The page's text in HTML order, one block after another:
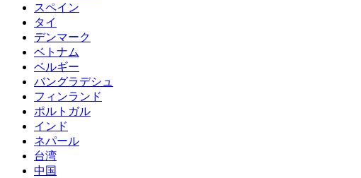
スペイン
タイ
デンマーク
ベトナム
ベルギー
バングラデシュ
フィンランド
ポルトガル
インド
ネパール
台湾
中国